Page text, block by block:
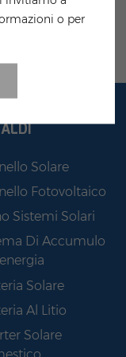
o per
Solare
Fotovoltaico
Sistemi Solari
Di Accumulo
Solare
Al Litio
Solare